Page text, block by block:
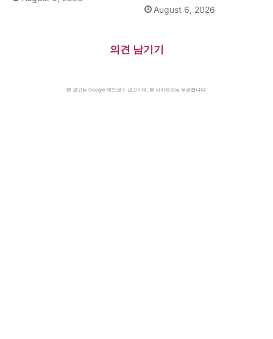
August 6, 2026
의견 남기기
본 광고는 Google 애드센스 광고이며, 본 사이트와는 무관합니다.